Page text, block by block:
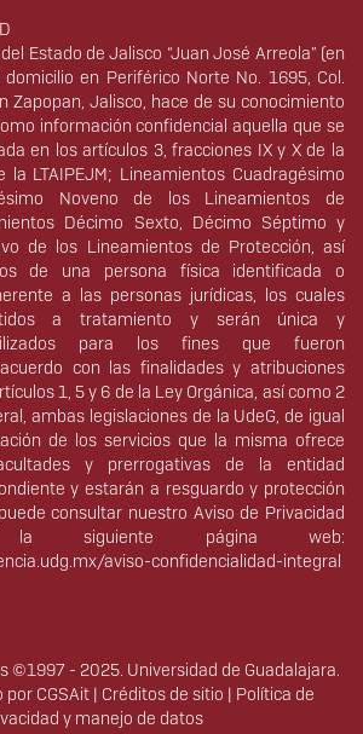
Estado de Jalisco “Juan José Arreola” (en
en Periférico Norte No. 1695, Col.
Zapopan, Jalisco, hace de su conocimiento
información confidencial aquella que se
en los artículos 3, fracciones IX y X de la
la LTAIPEJM; Lineamientos Cuadragésimo
Noveno de los Lineamientos de
Décimo Sexto, Décimo Séptimo y
de los Lineamientos de Protección, así
de una persona física identificada o
a las personas jurídicas, los cuales
a tratamiento y serán única y
para los fines que fueron
con las finalidades y atribuciones
1, 5 y 6 de la Ley Orgánica, así como 2
ambas legislaciones de la UdeG, de igual
de los servicios que la misma ofrece
y prerrogativas de la entidad
y estarán a resguardo y protección
consultar nuestro Aviso de Privacidad
siguiente página web:
aviso-confidencialidad-integral
©1997 - 2025. Universidad de Guadalajara.
por CGSAit| Créditos de sitio | Política de
y manejo de datos